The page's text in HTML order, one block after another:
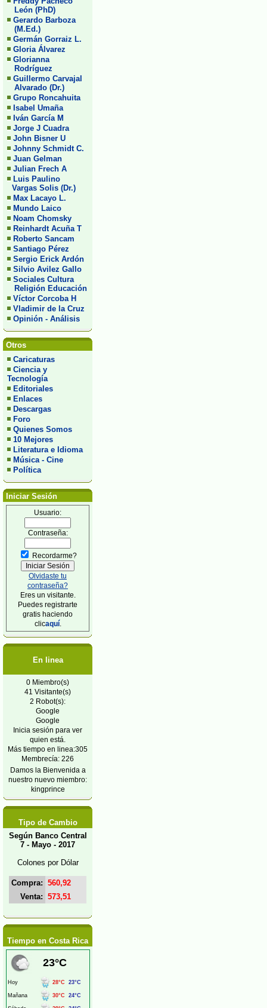
León (PhD)
Gerardo Barboza
(M.Ed.)
Germán Gorraiz L.
Gloria Álvarez
Glorianna
Rodríguez
Guillermo Carvajal
Alvarado (Dr.)
Grupo Roncahuita
Isabel Umaña
Iván García M
Jorge J Cuadra
John Bisner U
Johnny Schmidt C.
Juan Gelman
Julian Frech A
Luis Paulino
Vargas Solis (Dr.)
Max Lacayo L.
Mundo Laico
Noam Chomsky
Reinhardt Acuña T
Roberto Sancam
Santiago Pérez
Sergio Erick Ardón
Silvio Avilez Gallo
Sociales Cultura
Religión Educación
Víctor Corcoba H
Vladimir de la Cruz
Opinión - Análisis
Otros
Caricaturas
Ciencia y
Tecnología
Editoriales
Enlaces
Descargas
Foro
Quienes Somos
10 Mejores
Literatura e Idioma
Música - Cine
Política
Iniciar Sesión
Usuario:
Contraseña:
Recordarme?
Olvidaste tu
contraseña?
Eres un visitante.
Puedes registrarte
gratis haciendo
clicaquí.
En linea
0 Miembro(s)
41 Visitante(s)
2 Robot(s):
Google
Google
Inicia sesión para ver
quien está.
Más tiempo en linea:305
Membrecía: 226
Damos la Bienvenida a
nuestro nuevo miembro:
kingprince
Tipo de Cambio
Según Banco Central
7 - Mayo - 2017
Colones por Dólar
Compra: 560,92
Venta: 573,51
Tiempo en Costa Rica